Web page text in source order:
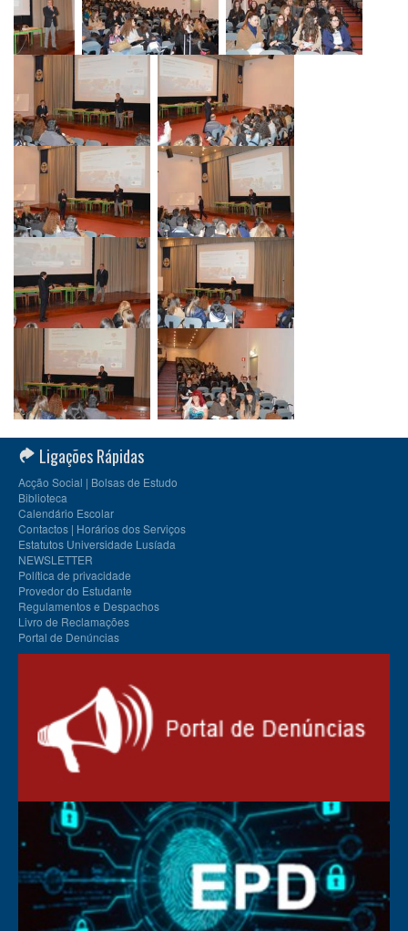
Ligações Rápidas
Acção Social | Bolsas de Estudo
Biblioteca
Calendário Escolar
Contactos | Horários dos Serviços
Estatutos Universidade Lusíada
NEWSLETTER
Política de privacidade
Provedor do Estudante
Regulamentos e Despachos
Livro de Reclamações
Portal de Denúncias